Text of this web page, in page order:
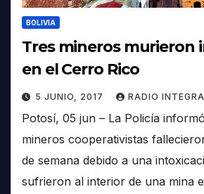
BOLIVIA
Tres mineros murieron
en el Cerro Rico
5 JUNIO, 2017 RADIO
Potosí, 05 jun – La Policía
mineros cooperativistas
de semana debido a una
sufrieron al interior de una mina